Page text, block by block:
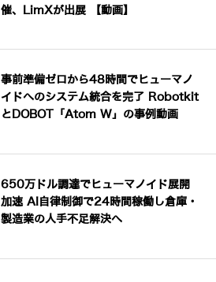
催、LimXが出展 【動画】
事前準備ゼロから48時間でヒューマノ
イドへのシステム統合を完了 Robotkit
とDOBOT「Atom W」の事例動画
650万ドル調達でヒューマノイド展開
加速 AI自律制御で24時間稼働し倉庫・
製造業の人手不足解決へ